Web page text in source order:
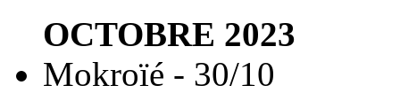
OCTOBRE 2023
Mokroïé - 30/10